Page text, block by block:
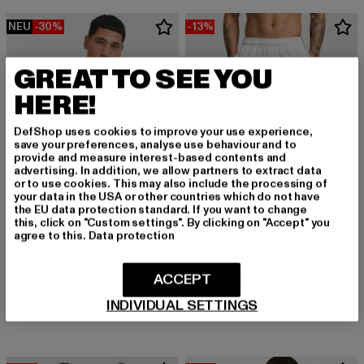
NEU -30%
Derzeitiger Preis: 15,99 EUR
22,99 EURAktionspreis: 22,99 EUR
-13%
URBAN CLASSICS
Stripes Mesh
26,09 EUR
Derzeitiger Preis: 26,09 EUR
29,99 EUR
GREAT TO SEE YOU
HERE!
DefShop uses cookies to improve your use experience,
save your preferences, analyse use behaviour and to
provide and measure interest-based contents and
advertising. In addition, we allow partners to extract data
or to use cookies. This may also include the processing of
your data in the USA or other countries which do not have
the EU data protection standard. If you want to change
this, click on "Custom settings". By clicking on "Accept" you
agree to this. Data protection
INDIVIDUAL SETTINGS
ACCEPT